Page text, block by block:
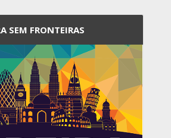
SEM FRONTEIRAS